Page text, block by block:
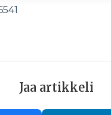
Jaa artikkeli